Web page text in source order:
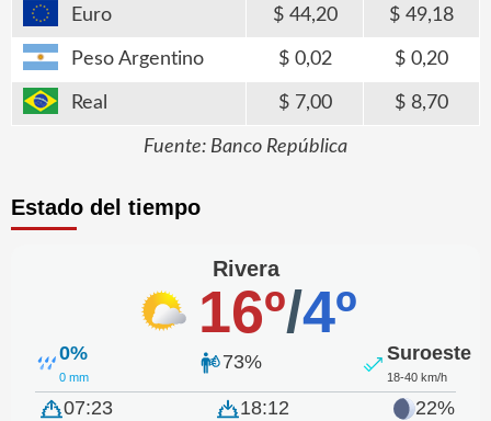
Euro 44,20 49,18
Peso Argentino 0,02 0,20
Real 7,00 8,70
Fuente: Banco República
Estado del tiempo
Rivera
16º/4º
0%
0 mm
73% Suroeste
18-40 km/h
07:23 18:12 22%